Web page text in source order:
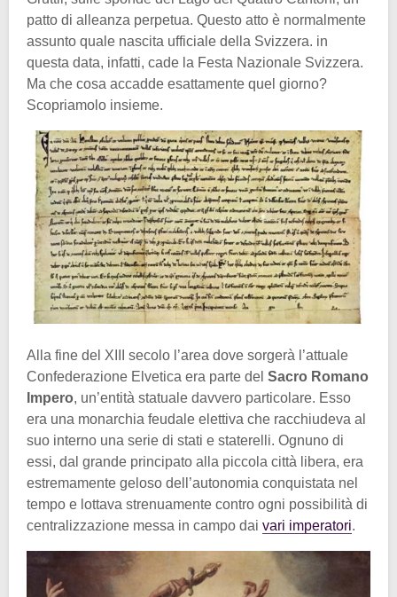
patto di alleanza perpetua. Questo atto è normalmente
assunto quale nascita ufficiale della Svizzera. in
questa data, infatti, cade la Festa Nazionale Svizzera.
Ma che cosa accadde esattamente quel giorno?
Scopriamolo insieme.
Alla fine del XIII secolo l’area dove sorgerà l’attuale
Confederazione Elvetica era parte del Sacro Romano
Impero, un’entità statuale davvero particolare. Esso
era una monarchia feudale elettiva che racchiudeva al
suo interno una serie di stati e staterelli. Ognuno di
essi, dal grande principato alla piccola città libera, era
estremamente geloso dell’autonomia conquistata nel
tempo e lottava strenuamente contro ogni possibilità di
centralizzazione messa in campo dai vari imperatori.